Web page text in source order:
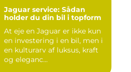
Jaguar service: Sådan
holder du din bil i topform
At eje en Jaguar er ikke kun
en investering i en bil, men i
en kulturarv af luksus, kraft
og eleganc...